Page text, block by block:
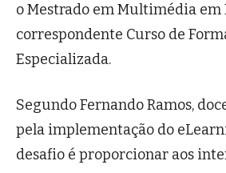
o Mestrado em Multimédia em
correspondente Curso de
Especializada.
Segundo Fernando Ramos,
pela implementação do
desafio é proporcionar aos